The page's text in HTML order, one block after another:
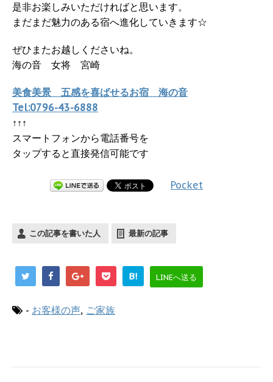
是非お楽しみいただければと思います。
まだまだ魅力のある宿へ進化していきます☆
ぜひまたお越しくださいね。
海の音 女将 宮崎
美食美景 五感を喜ばせるお宿 海の音
Tel:0796-43-6888
↑↑↑
スマートフォンから電話番号を
タップすると直接発信可能です
Pocket
この記事を書いた人 最新の記事
B! LINEへ送る
- お客様の声, ご家族